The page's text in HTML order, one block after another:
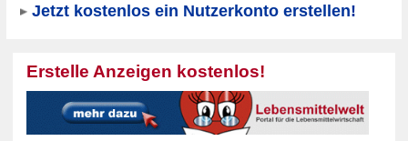
Jetzt kostenlos ein Nutzerkonto erstellen!
Erstelle Anzeigen kostenlos!